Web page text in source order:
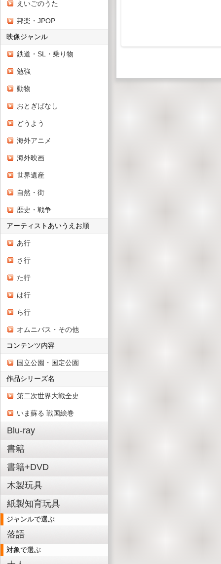
えいごのうた
邦楽・JPOP
映像ジャンル
鉄道・SL・乗り物
勉強
動物
おとぎばなし
どうよう
海外アニメ
海外映画
世界遺産
自然・街
歴史・戦争
アーティストあいうえお順
あ行
さ行
た行
は行
ら行
オムニバス・その他
コンテンツ内容
国立公園・国定公園
作品シリーズ名
第二次世界大戦全史
いま蘇る 戦国絵巻
Blu-ray
書籍
書籍+DVD
木製玩具
紙製知育玩具
ジャンルで選ぶ
落語
対象で選ぶ
¥ 1,980(税込)
¥1,800(税抜)